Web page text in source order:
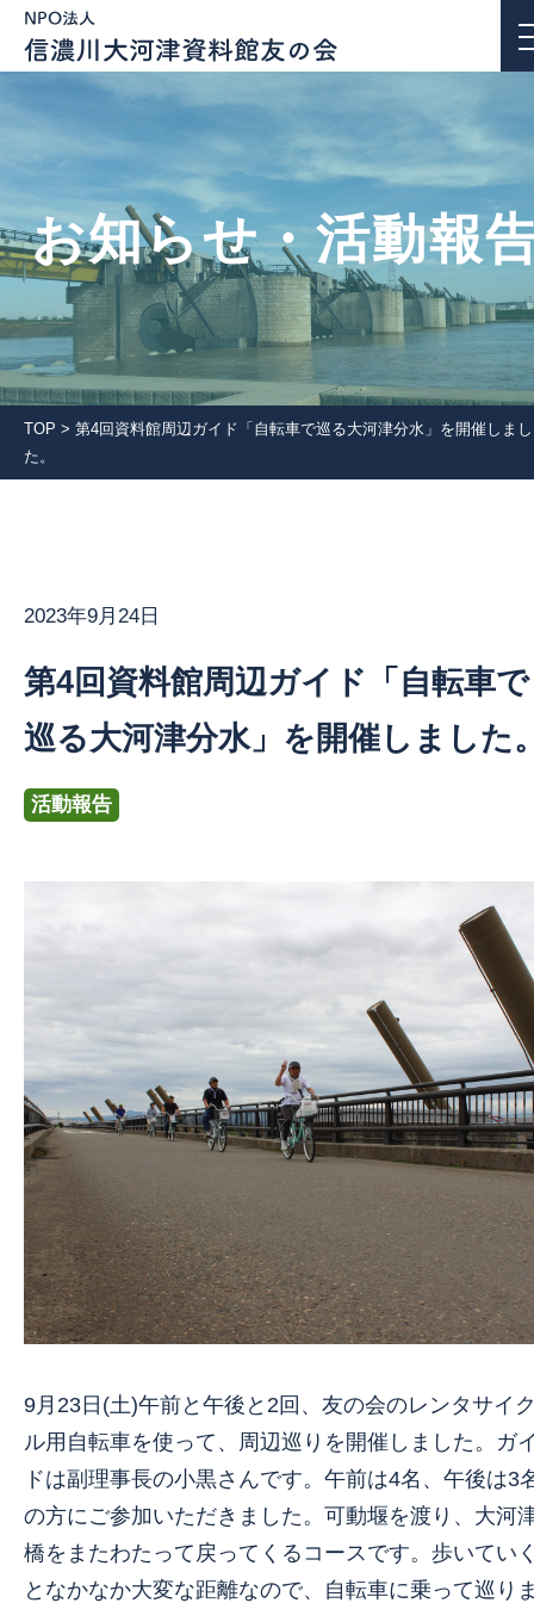
お知らせ・活動報告
私たちについて
活動紹介
団体会員一覧
入会案内
お知らせ・活動報
TOP > 第4回資料館周辺ガイド「自転車で巡る大河津分水」を開催しまし
た。
2023年9月24日
第4回資料館周辺ガイド「自転車で
巡る大河津分水」を開催しました
活動報告
9月23日(土)午前と午後と2回、友の会のレンタサイ
ル用自転車を使って、周辺巡りを開催しました。ガ
ドは副理事長の小黒さんです。午前は4名、午後は3
の方にご参加いただきました。可動堰を渡り、大河
橋をまたわたって戻ってくるコースです。歩いてい
となかなか大変な距離なので、自転車に乗って巡り